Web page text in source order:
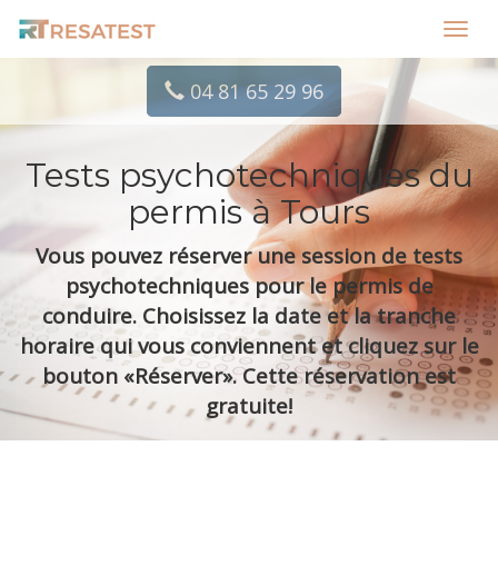
04 81 65 29 96
Tests psychotechniques du
permis à Tours
Vous pouvez réserver une session de tests
psychotechniques pour le permis de
conduire. Choisissez la date et la tranche
horaire qui vous conviennent et cliquez sur le
bouton «Réserver». Cette réservation est
gratuite!